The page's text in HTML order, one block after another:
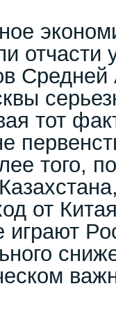
отчасти
Средней
тот
того,
от